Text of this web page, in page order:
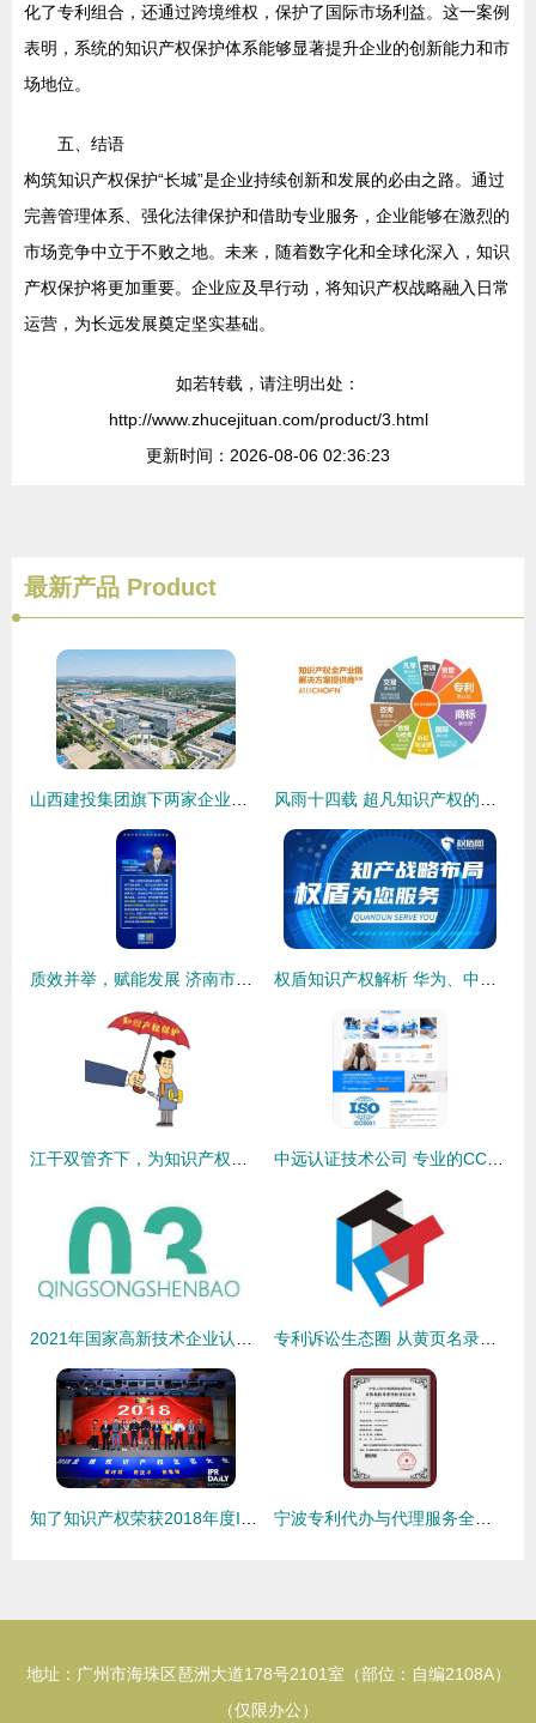
化了专利组合，还通过跨境维权，保护了国际市场利益。这一案例
表明，系统的知识产权保护体系能够显著提升企业的创新能力和市
场地位。
五、结语
构筑知识产权保护“长城”是企业持续创新和发展的必由之路。通过
完善管理体系、强化法律保护和借助专业服务，企业能够在激烈的
市场竞争中立于不败之地。未来，随着数字化和全球化深入，知识
产权保护将更加重要。企业应及早行动，将知识产权战略融入日常
运营，为长远发展奠定坚实基础。
如若转载，请注明出处：
http://www.zhucejituan.com/product/3.html
更新时间：2026-08-06 02:36:23
最新产品 Product
地址：广州市海珠区琶洲大道178号2101室（部位：自编2108A）
（仅限办公）